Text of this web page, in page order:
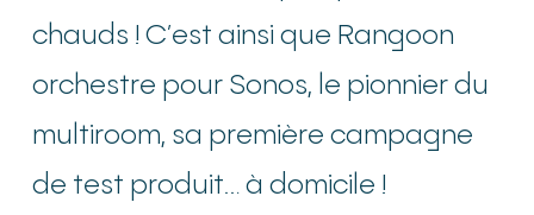
chauds ! C’est ainsi que Rangoon
orchestre pour Sonos, le pionnier du
multiroom, sa première campagne
de test produit… à domicile !